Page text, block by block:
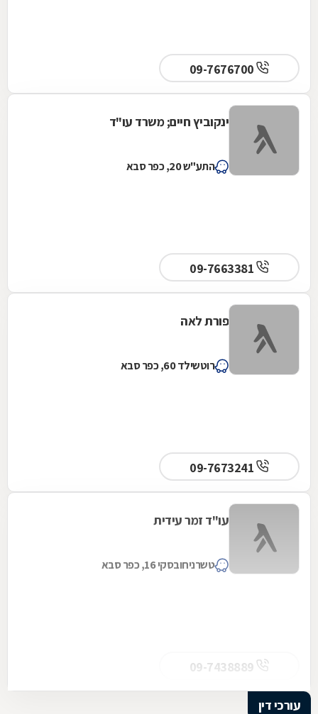
09-7676700
ינקוביץ חיים; משרד עו"ד
התע"ש 20, כפר סבא
פורת לאה
רוטשילד 60, כפר סבא
עו"ד זמר עידית
טשרניחובסקי 16, כפר סבא
עורכי דין